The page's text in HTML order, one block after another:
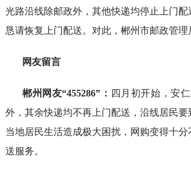
光路沿线除邮政外，其他快递均停止上门
恳请恢复上门配送。对此，郴州市邮政管理
网友留言
郴州网友“455286”： 四月初开始，安
外，其余快递均不再上门配送，沿线居民
当地居民生活造成极大困扰，网购变得十
送服务。